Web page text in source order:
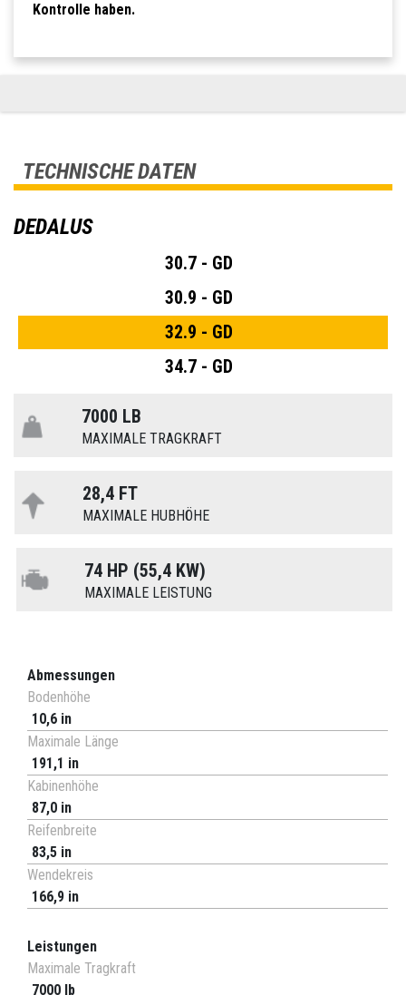
Kontrolle haben.
TECHNISCHE DATEN
DEDALUS
30.7 - GD
30.9 - GD
32.9 - GD
34.7 - GD
7000 LB
MAXIMALE TRAGKRAFT
28,4 FT
MAXIMALE HUBHÖHE
74 HP (55,4 KW)
MAXIMALE LEISTUNG
Abmessungen
Bodenhöhe
10,6 in
Maximale Länge
191,1 in
Kabinenhöhe
87,0 in
Reifenbreite
83,5 in
Wendekreis
166,9 in
Leistungen
Maximale Tragkraft
7000 lb